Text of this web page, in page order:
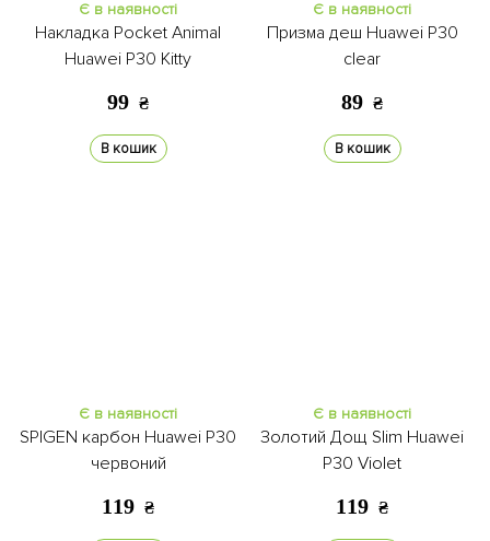
Є в наявності
Накладка Pocket Animal
Huawei P30 Kitty
99 ₴
В кошик
Є в наявності
Призма деш Huawei P30
clear
89 ₴
В кошик
Є в наявності
SPIGEN карбон Huawei P30
червоний
119 ₴
Є в наявності
Золотий Дощ Slim Huawei
P30 Violet
119 ₴